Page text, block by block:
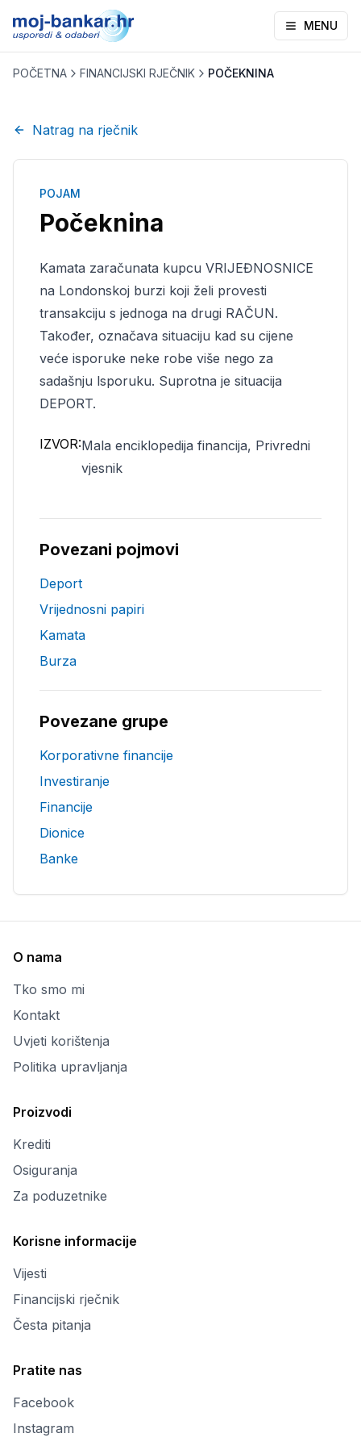
MENU
POČETNA FINANCIJSKI RJEČNIK POČEKNINA
Natrag na rječnik
POJAM
Počeknina
Kamata zaračunata kupcu VRIJEĐNOSNICE
na Londonskoj burzi koji želi provesti
transakciju s jednoga na drugi RAČUN.
Također, označava situaciju kad su cijene
veće isporuke neke robe više nego za
sadašnju lsporuku. Suprotna je situacija
DEPORT.
IZVOR:Mala enciklopedija financija, Privredni
vjesnik
Povezani pojmovi
Deport
Vrijednosni papiri
Kamata
Burza
Povezane grupe
Korporativne financije
Investiranje
Financije
Dionice
Banke
O nama
Tko smo mi
Kontakt
Uvjeti korištenja
Politika upravljanja
Proizvodi
Krediti
Osiguranja
Za poduzetnike
Korisne informacije
Vijesti
Financijski rječnik
Česta pitanja
Pratite nas
Facebook
Instagram